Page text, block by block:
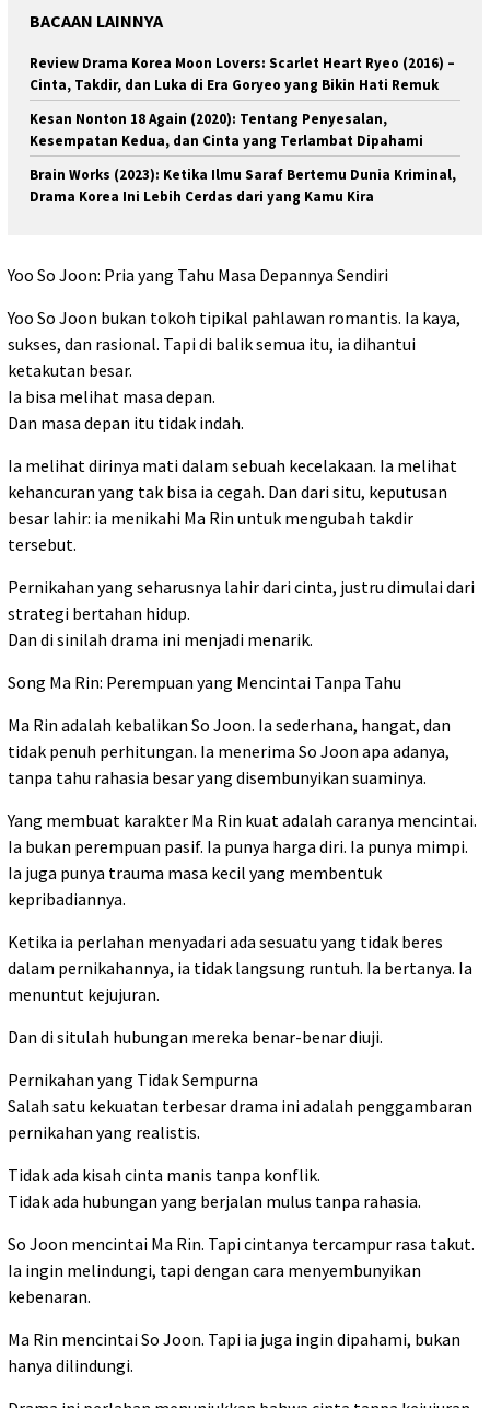
BACAAN LAINNYA
Review Drama Korea Moon Lovers: Scarlet Heart Ryeo (2016) –
Cinta, Takdir, dan Luka di Era Goryeo yang Bikin Hati Remuk
Kesan Nonton 18 Again (2020): Tentang Penyesalan,
Kesempatan Kedua, dan Cinta yang Terlambat Dipahami
Brain Works (2023): Ketika Ilmu Saraf Bertemu Dunia Kriminal,
Drama Korea Ini Lebih Cerdas dari yang Kamu Kira
Yoo So Joon: Pria yang Tahu Masa Depannya Sendiri
Yoo So Joon bukan tokoh tipikal pahlawan romantis. Ia kaya,
sukses, dan rasional. Tapi di balik semua itu, ia dihantui
ketakutan besar.
Ia bisa melihat masa depan.
Dan masa depan itu tidak indah.
Ia melihat dirinya mati dalam sebuah kecelakaan. Ia melihat
kehancuran yang tak bisa ia cegah. Dan dari situ, keputusan
besar lahir: ia menikahi Ma Rin untuk mengubah takdir
tersebut.
Pernikahan yang seharusnya lahir dari cinta, justru dimulai dari
strategi bertahan hidup.
Dan di sinilah drama ini menjadi menarik.
Song Ma Rin: Perempuan yang Mencintai Tanpa Tahu
Ma Rin adalah kebalikan So Joon. Ia sederhana, hangat, dan
tidak penuh perhitungan. Ia menerima So Joon apa adanya,
tanpa tahu rahasia besar yang disembunyikan suaminya.
Yang membuat karakter Ma Rin kuat adalah caranya mencintai.
Ia bukan perempuan pasif. Ia punya harga diri. Ia punya mimpi.
Ia juga punya trauma masa kecil yang membentuk
kepribadiannya.
Ketika ia perlahan menyadari ada sesuatu yang tidak beres
dalam pernikahannya, ia tidak langsung runtuh. Ia bertanya. Ia
menuntut kejujuran.
Dan di situlah hubungan mereka benar-benar diuji.
Pernikahan yang Tidak Sempurna
Salah satu kekuatan terbesar drama ini adalah penggambaran
pernikahan yang realistis.
Tidak ada kisah cinta manis tanpa konflik.
Tidak ada hubungan yang berjalan mulus tanpa rahasia.
So Joon mencintai Ma Rin. Tapi cintanya tercampur rasa takut.
Ia ingin melindungi, tapi dengan cara menyembunyikan
kebenaran.
Ma Rin mencintai So Joon. Tapi ia juga ingin dipahami, bukan
hanya dilindungi.